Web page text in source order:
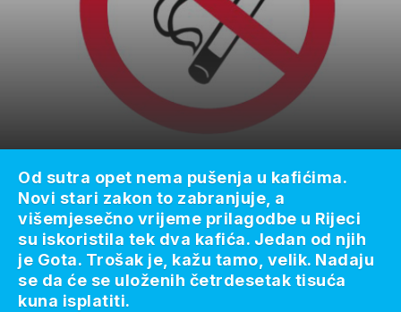
Od sutra opet nema pušenja u kafićima.
Novi stari zakon to zabranjuje, a
višemjesečno vrijeme prilagodbe u Rijeci
su iskoristila tek dva kafića. Jedan od njih
je Gota. Trošak je, kažu tamo, velik. Nadaju
se da će se uloženih četrdesetak tisuća
kuna isplatiti.